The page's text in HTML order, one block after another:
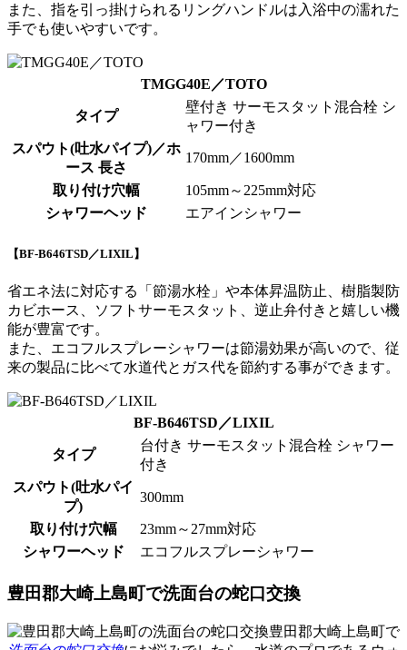
また、指を引っ掛けられるリングハンドルは入浴中の濡れた
手でも使いやすいです。
TMGG40E／TOTO
タイプ
壁付き サーモスタット混合栓 シ
ャワー付き
スパウト(吐水パイプ)／ホ
ース 長さ
170mm／1600mm
取り付け穴幅
105mm～225mm対応
シャワーヘッド
エアインシャワー
【BF-B646TSD／LIXIL】
省エネ法に対応する 「節湯水栓」 や本体昇温防止、樹脂製防
カビホース、ソフトサーモスタット、逆止弁付きと嬉しい機
能が豊富です。
また、エコフルスプレーシャワーは節湯効果が高いので、従
来の製品に比べて水道代とガス代を節約する事ができます。
BF-B646TSD／LIXIL
タイプ
台付き サーモスタット混合栓 シャワー
付き
スパウト(吐水パイ
プ)
300mm
取り付け穴幅
23mm～27mm対応
シャワーヘッド
エコフルスプレーシャワー
豊田郡大崎上島町で洗面台の蛇口交換
豊田郡大崎上島町で